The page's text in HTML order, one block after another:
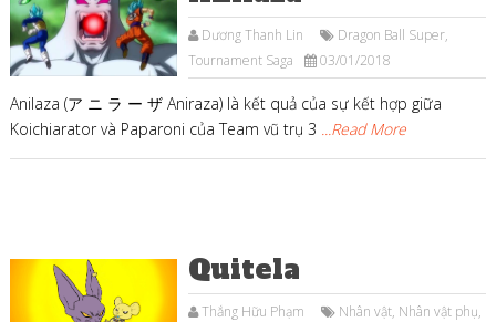
Dương Thanh Lin Dragon Ball Super,
Tournament Saga
03/01/2018
Anilaza (ア ニ ラ ー ザ Aniraza) là kết quả của sự kết hợp giữa
Koichiarator và Paparoni của Team vũ trụ 3 ...Read More
Quitela
Thắng Hữu Phạm Nhân vật, Nhân vật phụ,